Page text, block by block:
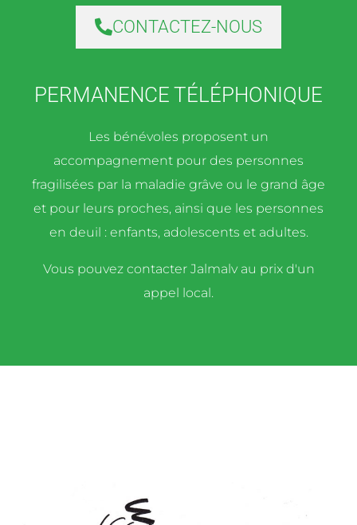
CONTACTEZ-NOUS
PERMANENCE TÉLÉPHONIQUE
Les bénévoles proposent un
accompagnement pour des personnes
fragilisées par la maladie grâve ou le grand âge
et pour leurs proches, ainsi que les personnes
en deuil : enfants, adolescents et adultes.
Vous pouvez contacter Jalmalv au prix d'un
appel local.